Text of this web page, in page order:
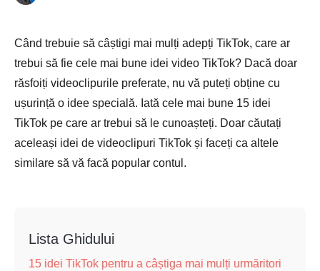
Când trebuie să câștigi mai mulți adepți TikTok, care ar
trebui să fie cele mai bune idei video TikTok? Dacă doar
răsfoiți videoclipurile preferate, nu vă puteți obține cu
ușurință o idee specială. Iată cele mai bune 15 idei
TikTok pe care ar trebui să le cunoașteți. Doar căutați
aceleași idei de videoclipuri TikTok și faceți ca altele
similare să vă facă popular contul.
Lista Ghidului
15 idei TikTok pentru a câștiga mai mulți urmăritori